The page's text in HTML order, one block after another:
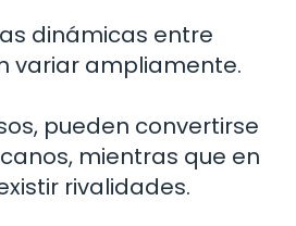
dinámicas entre
variar ampliamente.
pueden convertirse
mientras que en
rivalidades.